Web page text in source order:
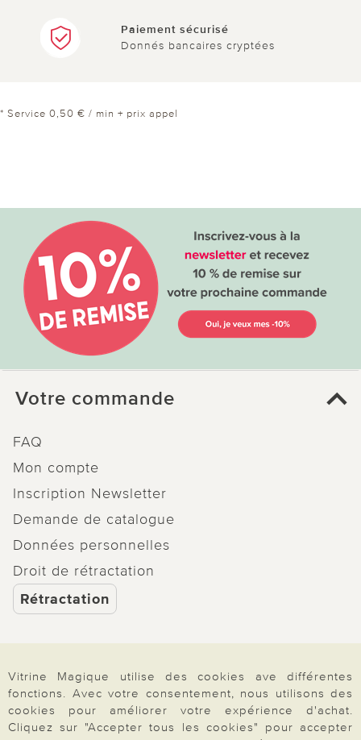
Paiement sécurisé
Donnés bancaires cryptées
* Service 0,50 € / min + prix appel
Votre commande
FAQ
Mon compte
Inscription Newsletter
Demande de catalogue
Données personnelles
Droit de rétractation
Rétractation
Paiement & Livraison
Vitrine Magique utilise des cookies ave différentes
fonctions. Avec votre consentement, nous utilisons des
cookies pour améliorer votre expérience d'achat.
Cliquez sur "Accepter tous les cookies" pour accepter